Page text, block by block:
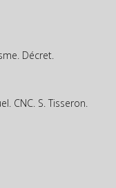
Décret.
CNC. S. Tisseron.